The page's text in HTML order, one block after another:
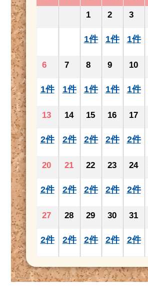
1
1件
2
1件
3
1件
6
1件
7
1件
8
1件
9
1件
10
1件
13
2件
14
2件
15
2件
16
2件
17
2件
20
2件
21
2件
22
2件
23
2件
24
2件
27
2件
28
2件
29
2件
30
2件
31
2件